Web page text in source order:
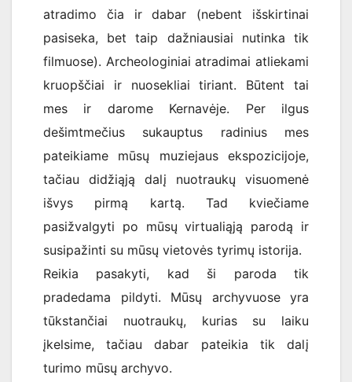
atradimo čia ir dabar (nebent išskirtinai
pasiseka, bet taip dažniausiai nutinka tik
filmuose). Archeologiniai atradimai atliekami
kruopščiai ir nuosekliai tiriant. Būtent tai
mes ir darome Kernavėje. Per ilgus
dešimtmečius sukauptus radinius mes
pateikiame mūsų muziejaus ekspozicijoje,
tačiau didžiąją dalį nuotraukų visuomenė
išvys pirmą kartą. Tad kviečiame
pasižvalgyti po mūsų virtualiąją parodą ir
susipažinti su mūsų vietovės tyrimų istorija.
Reikia pasakyti, kad ši paroda tik
pradedama pildyti. Mūsų archyvuose yra
tūkstančiai nuotraukų, kurias su laiku
įkelsime, tačiau dabar pateikia tik dalį
turimo mūsų archyvo.